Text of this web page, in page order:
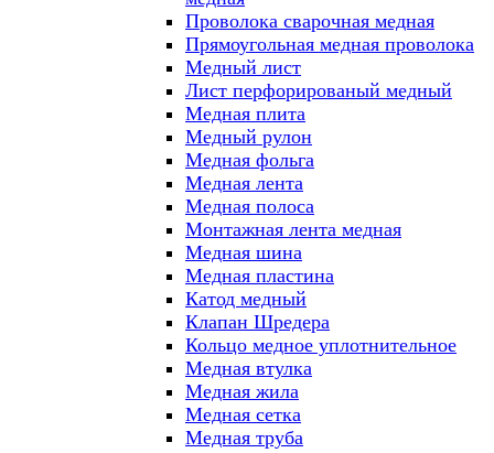
Проволока сварочная медная
Прямоугольная медная проволока
Медный лист
Лист перфорированый медный
Медная плита
Медный рулон
Медная фольга
Медная лента
Медная полоса
Монтажная лента медная
Медная шина
Медная пластина
Катод медный
Клапан Шредера
Кольцо медное уплотнительное
Медная втулка
Медная жила
Медная сетка
Медная труба